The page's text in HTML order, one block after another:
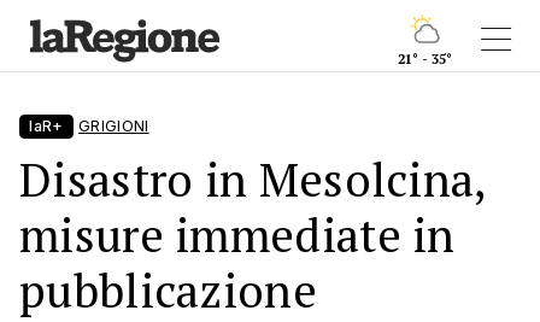
21° - 35°
laR+ GRIGIONI
Disastro in Mesolcina,
misure immediate in
pubblicazione